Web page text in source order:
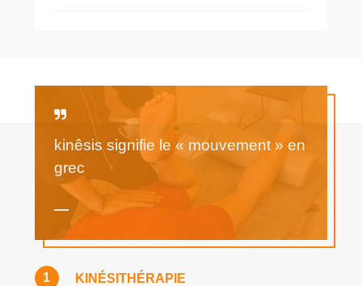
1 KINÉSITHÉRAPIE
kinêsis signifie le « mouvement » en
grec